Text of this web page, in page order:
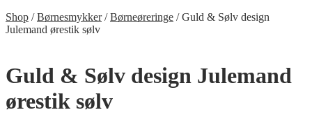
Shop /Børnesmykker/Børneøreringe /Guld & Sølv design
Julemand ørestik sølv
Guld & Sølv design Julemand
ørestik sølv